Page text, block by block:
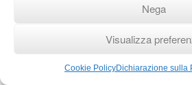
Nega
Visualizza
Cookie PolicyDichiarazione sulla
Analisi dei Cookie
Dichiarazione sulla Privacy
/